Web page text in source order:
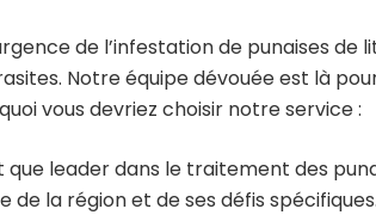
de l’infestation de punaises
Notre équipe dévouée est là
vous devriez choisir notre service :
que leader dans le traitement des
la région et de ses défis spécifiques.